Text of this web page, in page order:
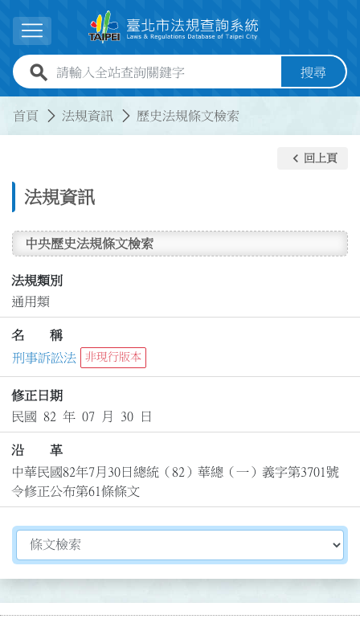
展開選單
全站查詢關鍵字欄位 搜尋
首頁 法規資訊 歷史法規條文檢索
法規資訊
keyboard_arrow_left 回上頁
中央歷史法規條文檢索
法規類別
通用類
名 稱
刑事訴訟法
非現行版本
修正日期
民國 82 年 07 月 30 日
沿 革
中華民國82年7月30日總統（82）華總（一）義字第3701號
令修正公布第61條條文
切換選擇法規資訊內容